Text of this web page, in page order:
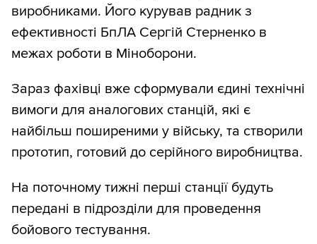
виробниками. Його курував радник з
ефективності БпЛА Сергій Стерненко в
межах роботи в Міноборони.
Зараз фахівці вже сформували єдині технічні
вимоги для аналогових станцій, які є
найбільш поширеними у війську, та створили
прототип, готовий до серійного виробництва.
На поточному тижні перші станції будуть
передані в підрозділи для проведення
бойового тестування.